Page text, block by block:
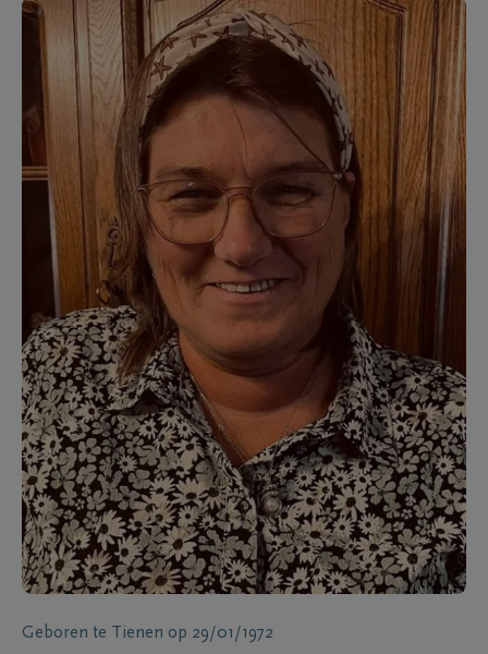
Geboren te Tienen op 29/01/1972